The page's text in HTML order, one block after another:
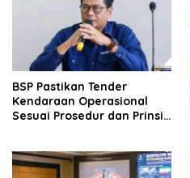
BSP Pastikan Tender
Kendaraan Operasional
Sesuai Prosedur dan Prinsip